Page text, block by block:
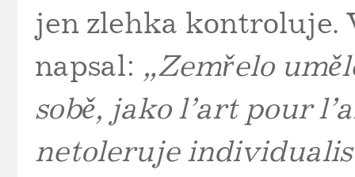
jen zlehka kontroluje.
napsal: „Zemřelo
sobě, jako l’art pour
netoleruje